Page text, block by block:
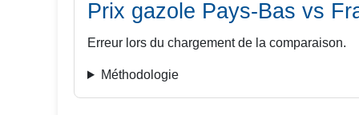
Prix gazole Pays-Bas vs
Erreur lors du chargement de la comparaison.
Méthodologie